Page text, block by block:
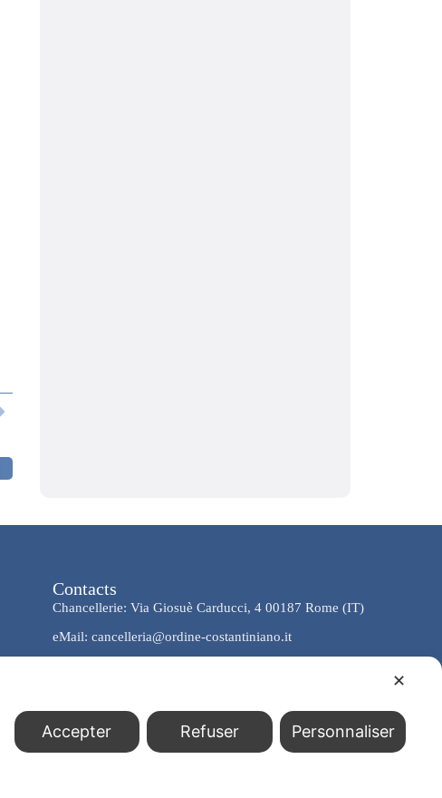
Contacts
Chancellerie: Via Giosuè Carducci, 4 00187 Rome (IT)
eMail: cancelleria@ordine-costantiniano.it
✕
Accepter Refuser Personnaliser